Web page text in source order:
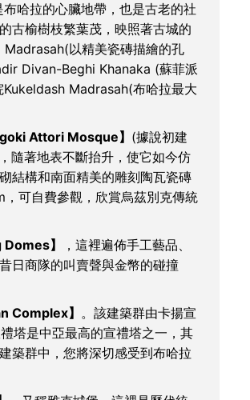
布哈拉的心臟地帶，也是古老的社
古榆樹枝繁葉茂，映照著古城的
Madrasah(以精美瓷磚描繪的孔
Divan-Beghi Khanaka (蘇菲派
Madrasah(布哈拉最大
Attori Mosque】 (據說初建
隨著地表不斷抬升，使它如今仿
結構和南面精美的雕刻陶瓦瓷磚
可自費參觀，欣賞烏茲別克傳統
】
，這裡遍佈手工藝品、
日商隊的叫賣聲與金幣的碰撞
Complex】 。該建築群由卡揚宣
塔是中亞最高的宣禮塔之一，其
築群中，您將深切感受到布哈拉